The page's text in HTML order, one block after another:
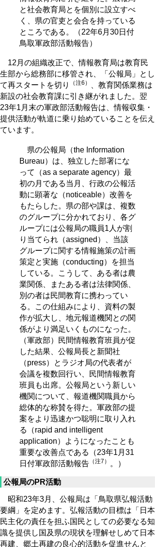
と社会教育局とを個別に設立すべ
く、県の官吏と会合を持っている
ところである。（22年6月30日付
鳥取軍政部活動報告）
12月の組織改正で、情報教育局は教育民
生部から総務部に移管され、「公報局」とし
て再スタートを切り
（注6）
、教育関係業務は
新設の社会教育課に引き継がれました。翌
23年1月末の軍政部活動報告は、情報収集・
提供活動が軌道に乗り始めていることを伝え
ています。
県の公報局（the Information
Bureau）は、独立した部署にな
って（as a separate agency）最
初の月である当月、行政の公報活
動に顕著な（noticeable）改善を
もたらした。県の部や課は、複数
のグループに分かれており、各グ
ループには公報局の職員1人が割
り当てられ（assigned）、当該
グループに関する情報施策の計画
策定と実施（conducting）を担当
している。こうして、ある者は農
業関係、またある者は法律関係、
別の者は民間教育に携わってい
る。この仕組みにより、資料の製
作が拡大し、地元報道機関との関
係がより満足いくものになった。
（軍政部）民間情報教育班員が促
した結果、公報局長と新聞社
（press）とラジオ局の代表者が
会議を複数回行い、民間情報教育
班員も出席。公報局という新しい
機関について、報道機関職員から
総体的な称賛を得た。軍政部の提
案をより迅速かつ聡明に取り入れ
る（rapid and intelligent
application）ようになったことも
重要な改善点である（23年1月31
日付軍政部活動報告 （注7） 。）
公報局のPR活動
昭和23年3月、公報局は「鳥取県弘報活動
要綱」を定めます。弘報活動の目標は「日本
民主化の責任を担ふ国民としての必要なる知
識を提供し国及県の現状を理解せしめて日本
再建、郷土再建の良心的活動を促進せんと